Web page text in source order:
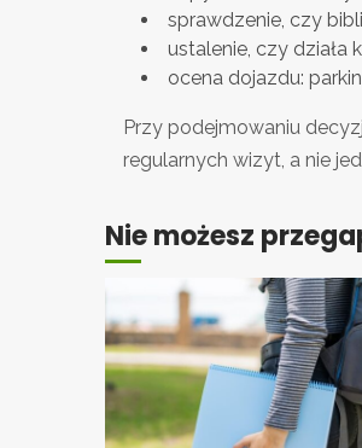
sprawdzenie, czy
ustalenie, czy działa
ocena dojazdu:
Przy podejmowaniu
regularnych wizyt, a nie
Nie możesz